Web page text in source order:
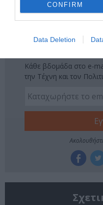
CONFIRM
Data Deletion
ΚΡΑΤΙΚΟ ΘΕΑΤΡΟ ΒΟΡΕΙΟΥ
ΝΙΚΟΣ ΚΑΖΑΝΤΖΑΚΗΣ
Κάθε βδομάδα στο e-
την Τέχνη και τον